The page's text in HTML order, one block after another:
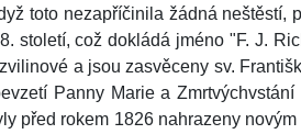
toto nezapříčinila žádná neštěstí,
století, což dokládá jméno "F. J.
a jsou zasvěceny sv.
Panny Marie a
před rokem 1826 nahrazeny